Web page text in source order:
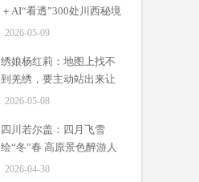
＋AI“看透”300处川西秘境
2026-05-09
绣娘杨红莉：地图上找不
到羌绣，要主动站出来让
别人看见
2026-05-08
四川若尔盖：四月飞雪
绘“冬”春 高原景色醉游人
2026-04-30